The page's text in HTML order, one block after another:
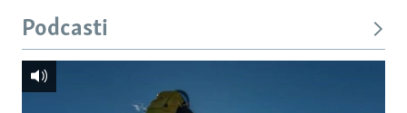
Podcasti